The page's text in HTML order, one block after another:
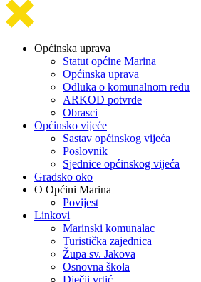
Općinska uprava
Statut općine Marina
Općinska uprava
Odluka o komunalnom redu
ARKOD potvrde
Obrasci
Općinsko vijeće
Sastav općinskog vijeća
Poslovnik
Sjednice općinskog vijeća
Gradsko oko
O Općini Marina
Povijest
Linkovi
Marinski komunalac
Turistička zajednica
Župa sv. Jakova
Osnovna škola